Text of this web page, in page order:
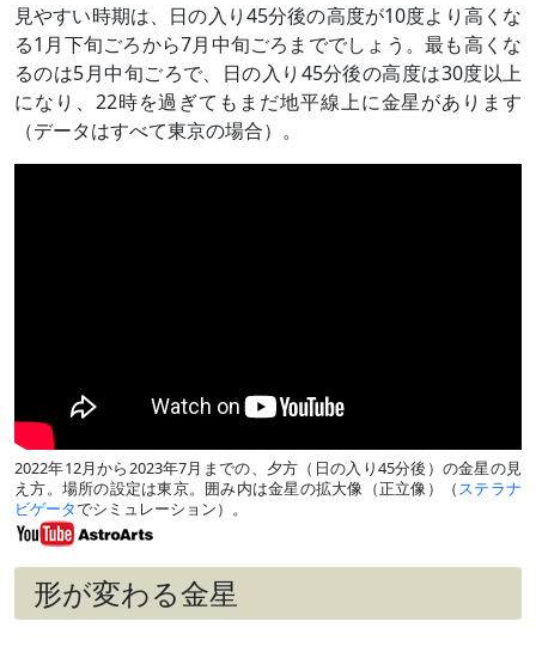
見やすい時期は、日の入り45分後の高度が10度より高くな
る1月下旬ごろから7月中旬ごろまででしょう。最も高くな
るのは5月中旬ごろで、日の入り45分後の高度は30度以上
になり、22時を過ぎてもまだ地平線上に金星があります
（データはすべて東京の場合）。
2022年12月から2023年7月までの、夕方（日の入り45分後）の金星の見
え方。場所の設定は東京。囲み内は金星の拡大像（正立像）（ステラナ
ビゲータでシミュレーション）。
形が変わる金星